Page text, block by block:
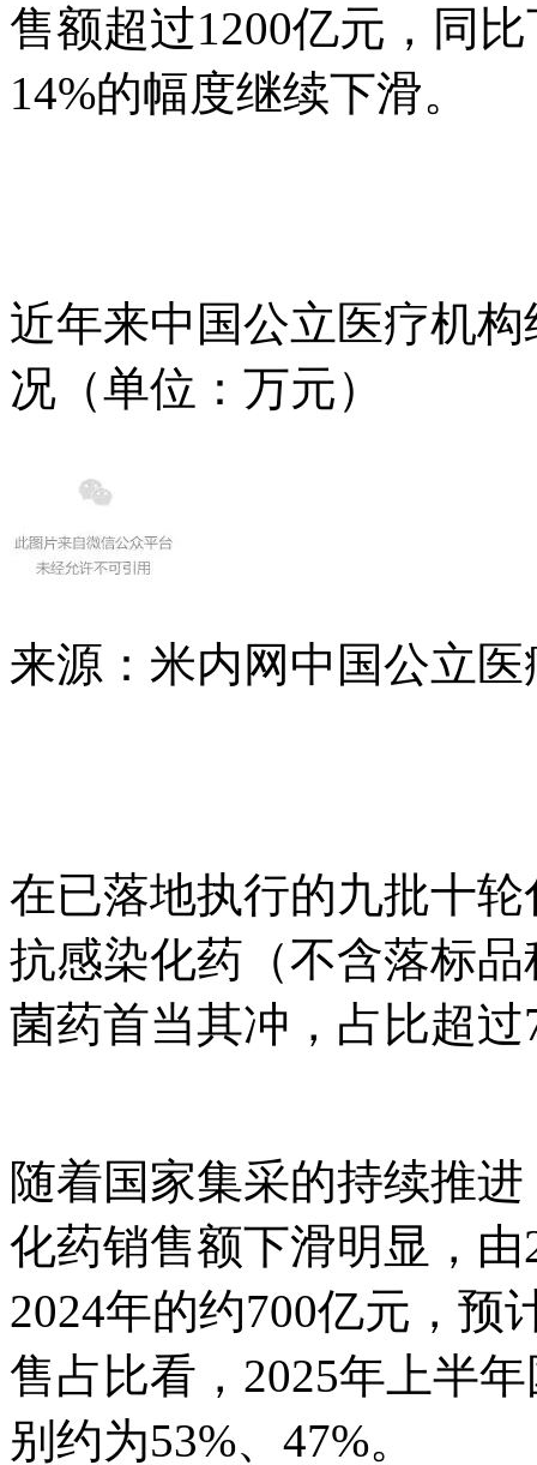
售额超过1200亿元，同
14%的幅度继续下滑。
近年来中国公立医疗机
况（单位：万元）
来源：米内网中国公立
在已落地执行的九批十
抗感染化药（不含落标
菌药首当其冲，占比超过
随着国家集采的持续推
化药销售额下滑明显，
2024年的约700亿元，预
售占比看，2025年上半
别约为53%、47%。